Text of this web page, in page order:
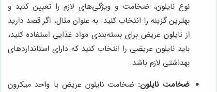
نوع نایلون، ضخامت و ویژگی‌های لازم را تعیین کنید و
بهترین گزینه را انتخاب کنید. به عنوان مثال، اگر قصد دارید
از نایلون عریض برای بسته‌بندی مواد غذایی استفاده کنید،
باید نایلون عریضی را انتخاب کنید که دارای استانداردهای
بهداشتی لازم باشد.
ضخامت نایلون: ضخامت نایلون عریض با واحد میکرون